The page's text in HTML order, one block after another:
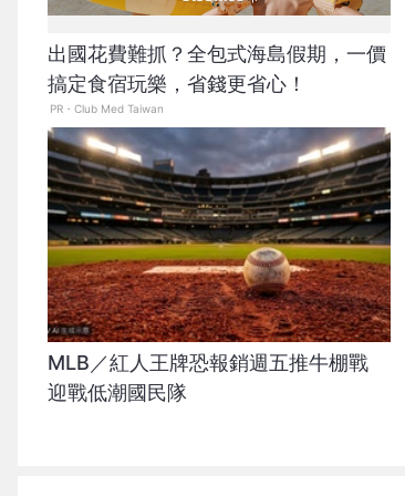
出國花費難抓？全包式海島假期，一價
搞定食宿玩樂，省錢更省心！
PR・Club Med Taiwan
MLB／紅人王牌恐報銷週五推牛棚戰
迎戰低潮國民隊